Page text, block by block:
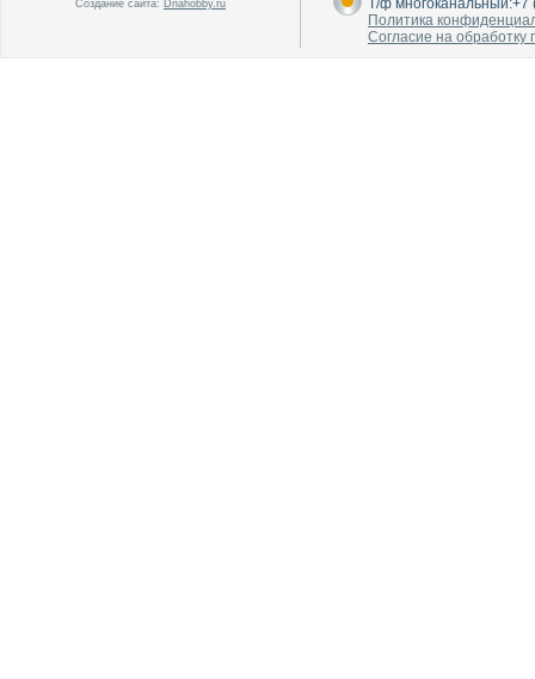
Создание сайта: Dnahobby.ru
Т/ф
Политика
Согласие на